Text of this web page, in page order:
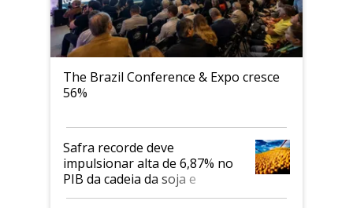
The Brazil Conference & Expo cresce
56%
Safra recorde deve
impulsionar alta de 6,87% no
PIB da cadeia da soja e
biodiesel em 2026